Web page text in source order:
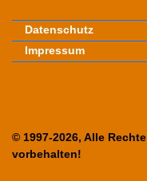
Datenschutz
Impressum
© 1997-2026, Alle Rechte
vorbehalten!